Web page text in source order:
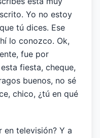
Yo no estoy
tú dices. Ese
lo conozco. Ok,
fue por
fiesta, cheque,
buenos, no sé
chico, ¿tú en qué
en televisión? Y a